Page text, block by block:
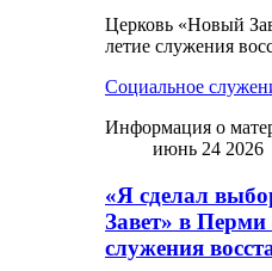
Церковь «Новый
летие служения
Социальное
Информация о
июнь 24 2026
«Я сделал
Завет» в Перми
служения